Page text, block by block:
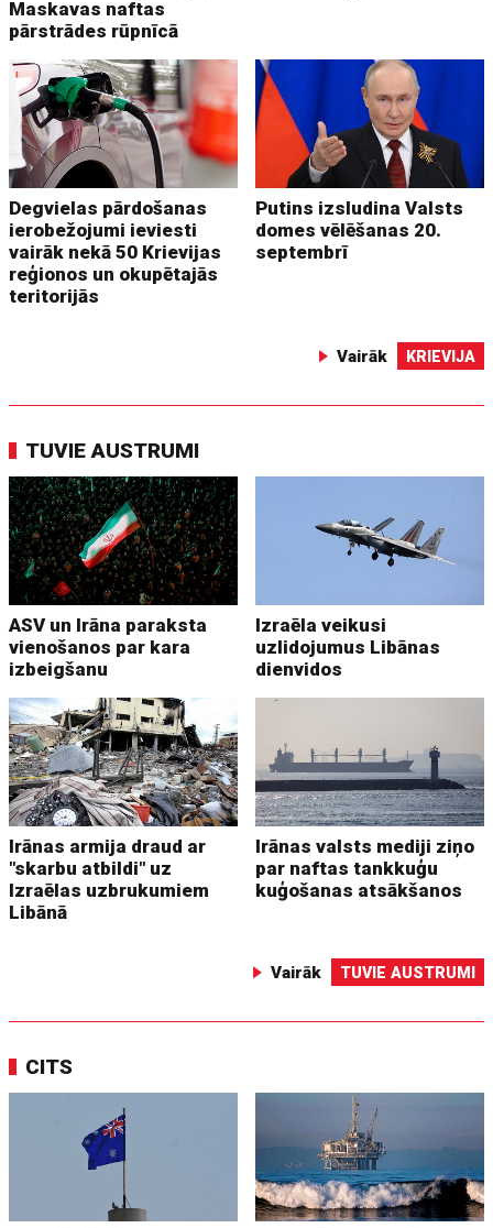
Maskavas naftas
pārstrādes rūpnīcā
Degvielas pārdošanas
ierobežojumi ieviesti
vairāk nekā 50 Krievijas
reģionos un okupētajās
teritorijās
Putins izsludina Valsts
domes vēlēšanas 20.
septembrī
Vairāk KRIEVIJA
TUVIE AUSTRUMI
ASV un Irāna paraksta
vienošanos par kara
izbeigšanu
Izraēla veikusi
uzlidojumus Libānas
dienvidos
Irānas armija draud ar
"skarbu atbildi" uz
Izraēlas uzbrukumiem
Libānā
Irānas valsts mediji ziņo
par naftas tankkuģu
kuģošanas atsākšanos
Vairāk TUVIE AUSTRUMI
CITS